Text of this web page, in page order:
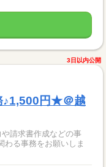
3日以内公開
円★＠越
請求書作成などの事
わる事務をお願いしま